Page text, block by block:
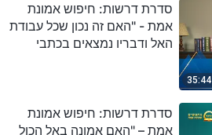
35:44
סדרת דרשות: חיפוש אמונת
אמת - "האם זה נכון שכל עבודת
האל ודבריו נמצאים בכתבי
סדרת דרשות: חיפוש אמונת
אמת – "האם אמונה באל הכול